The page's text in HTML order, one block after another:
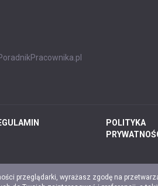
POLITYKA
przeglądarki, wyrażasz zgodę na